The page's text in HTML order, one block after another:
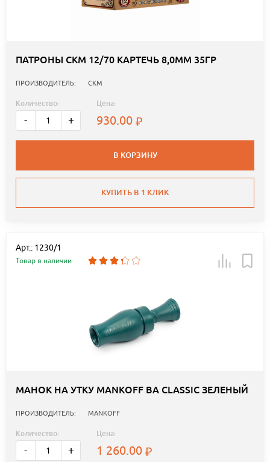
ПАТРОНЫ СКМ 12/70 КАРТЕЧЬ 8,0ММ 35ГР
ПРОИЗВОДИТЕЛЬ: СКМ
Количество:
- +
Цена:
930.00
В КОРЗИНУ
КУПИТЬ В 1 КЛИК
Арт.: 1230/1
Товар в наличии
МАНОК НА УТКУ MANKOFF BA CLASSIC ЗЕЛЕНЫЙ
ПРОИЗВОДИТЕЛЬ: MANKOFF
Количество:
- +
Цена:
1 260.00